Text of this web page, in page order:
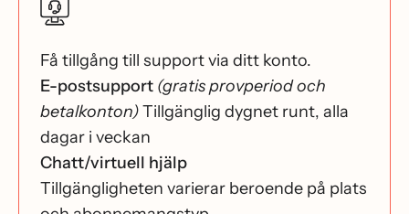
Få tillgång till support via ditt konto.
E-postsupport (gratis provperiod och
betalkonton)Tillgänglig dygnet runt, alla
dagar i veckan
Chatt/virtuell hjälp
Tillgängligheten varierar beroende på plats